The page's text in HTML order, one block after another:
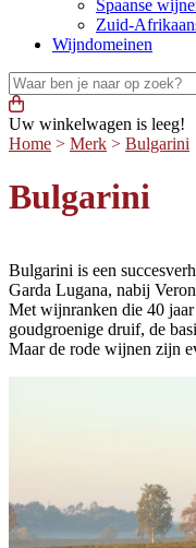
Spaanse
Zuid-
Wijndomeinen
Uw winkelwagen is leeg!
Home > Merk > Bulgarini
Bulgarini
Bulgarini is een
Garda Lugana, nabij
Met wijnranken die 40
goudgroenige druif, de
Maar de rode wijnen zijn